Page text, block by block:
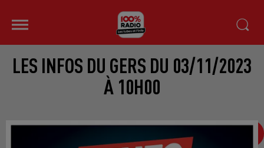
LES INFOS DU GERS DU 03/11/2023
À 10H00